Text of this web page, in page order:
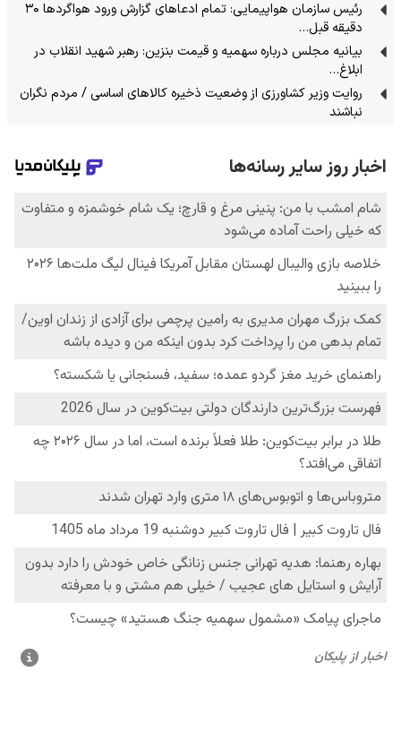
رئیس سازمان هواپیمایی: تمام ادعاهای گزارش ورود هواگردها ٣٠
دقیقه قبل…
بیانیه مجلس درباره سهمیه و قیمت بنزین: رهبر شهید انقلاب در
ابلاغ…
روایت وزیر کشاورزی از وضعیت ذخیره کالاهای اساسی / مردم نگران
نباشند